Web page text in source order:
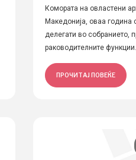
Комората на овластени
Македонија, оваа година
делегати во собранието,
раководителните
ПРОЧИТАЈ ПОВЕЌЕ